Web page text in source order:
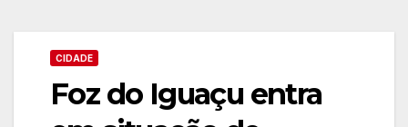
CIDADE
Foz do Iguaçu entra